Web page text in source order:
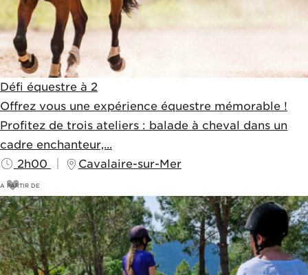
Défi équestre à 2
Offrez vous une expérience équestre mémorable !
Profitez de trois ateliers : balade à cheval dans un
cadre enchanteur,...
2h00
Cavalaire-sur-Mer
A PARTIR DE
280€
290€